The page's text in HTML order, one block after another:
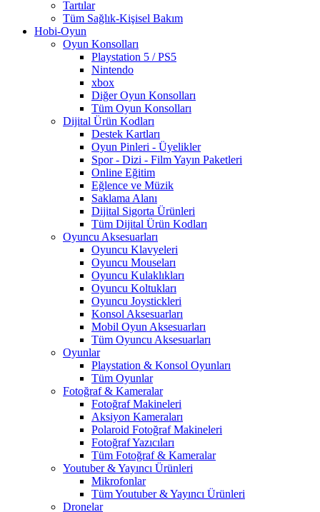
Tartılar
Tüm Sağlık-Kişisel Bakım
Hobi-Oyun
Oyun Konsolları
Playstation 5 / PS5
Nintendo
xbox
Diğer Oyun Konsolları
Tüm Oyun Konsolları
Dijital Ürün Kodları
Destek Kartları
Oyun Pinleri - Üyelikler
Spor - Dizi - Film Yayın Paketleri
Online Eğitim
Eğlence ve Müzik
Saklama Alanı
Dijital Sigorta Ürünleri
Tüm Dijital Ürün Kodları
Oyuncu Aksesuarları
Oyuncu Klavyeleri
Oyuncu Mouseları
Oyuncu Kulaklıkları
Oyuncu Koltukları
Oyuncu Joystickleri
Konsol Aksesuarları
Mobil Oyun Aksesuarları
Tüm Oyuncu Aksesuarları
Oyunlar
Playstation & Konsol Oyunları
Tüm Oyunlar
Fotoğraf & Kameralar
Fotoğraf Makineleri
Aksiyon Kameraları
Polaroid Fotoğraf Makineleri
Fotoğraf Yazıcıları
Tüm Fotoğraf & Kameralar
Youtuber & Yayıncı Ürünleri
Mikrofonlar
Tüm Youtuber & Yayıncı Ürünleri
Dronelar